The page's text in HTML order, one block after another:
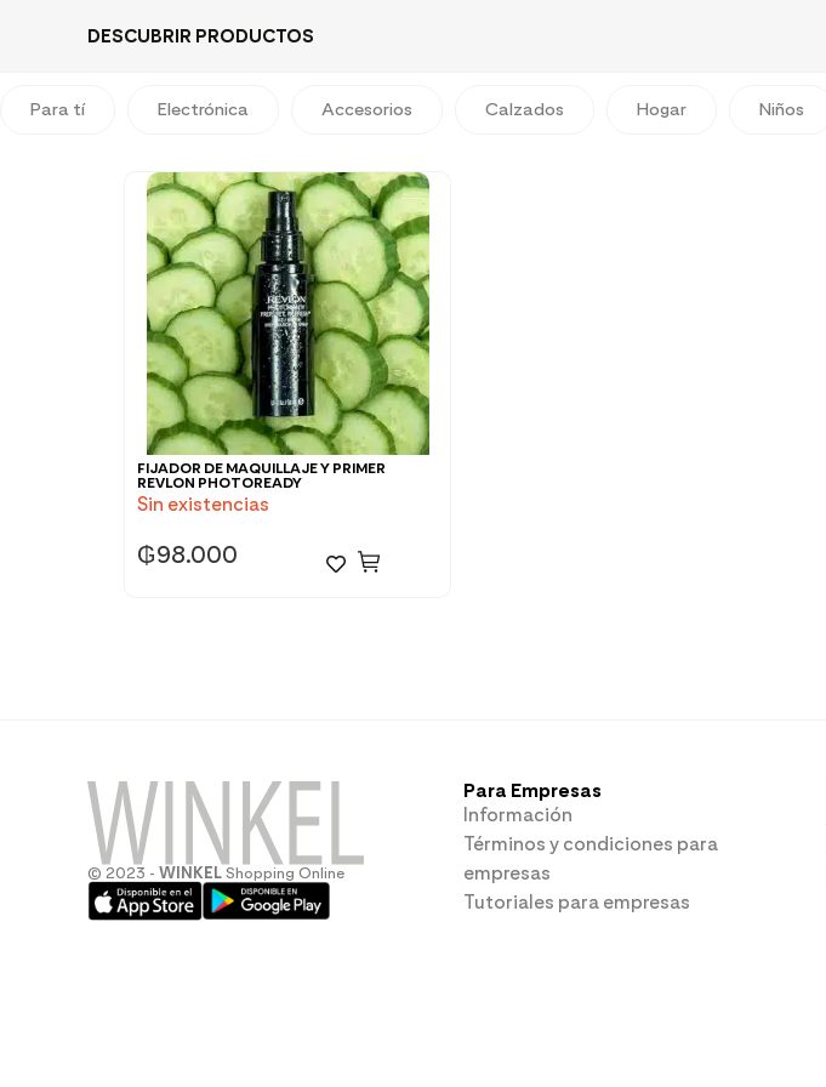
DESCUBRIR PRODUCTOS
Para tí Electrónica Accesorios Calzados Hogar Niños
FIJADOR DE MAQUILLAJE Y PRIMER
REVLON PHOTOREADY
Sin existencias
₲98.000
© 2023 - WINKEL Shopping Online
Para Empresas
Información
Términos y condiciones para
empresas
Tutoriales para empresas